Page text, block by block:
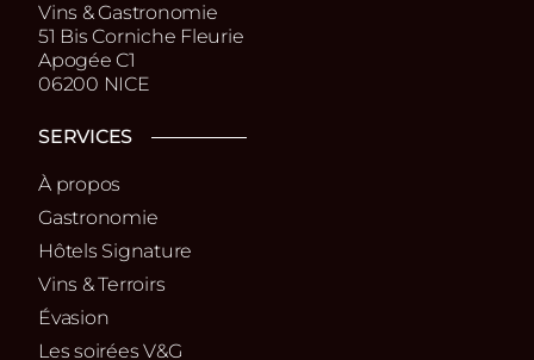
Vins & Gastronomie
51 Bis Corniche Fleurie
Apogée C1
06200 NICE
SERVICES
À propos
Gastronomie
Hôtels Signature
Vins & Terroirs
Évasion
Les soirées V&G